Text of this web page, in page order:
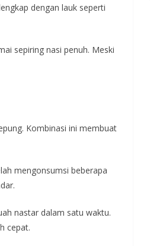
dengan lauk seperti
sepiring nasi penuh. Meski
Kombinasi ini membuat
mengonsumsi beberapa
nastar dalam satu waktu.
cepat.